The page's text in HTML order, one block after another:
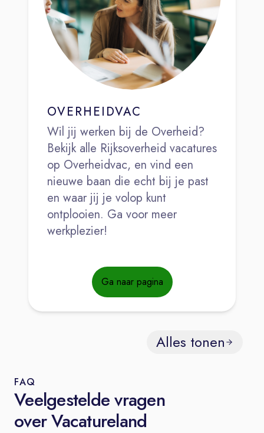
OVERHEIDVAC
Wil jij werken bij de Overheid?
Bekijk alle Rijksoverheid vacatures
op Overheidvac, en vind een
nieuwe baan die echt bij je past
en waar jij je volop kunt
ontplooien. Ga voor meer
werkplezier!
Ga naar pagina
Alles tonen
FAQ
Veelgestelde vragen
over Vacatureland